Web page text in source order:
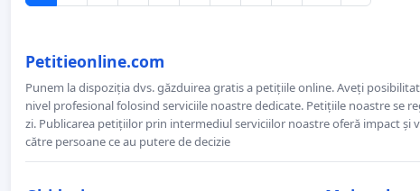
Petitieonline.com
Punem la dispoziția dvs. găzduirea gratis a petițiile online. Aveți
nivel profesional folosind serviciile noastre dedicate. Petițiile noastre se
zi. Publicarea petițiilor prin intermediul serviciilor noastre oferă impact și
către persoane ce au putere de decizie